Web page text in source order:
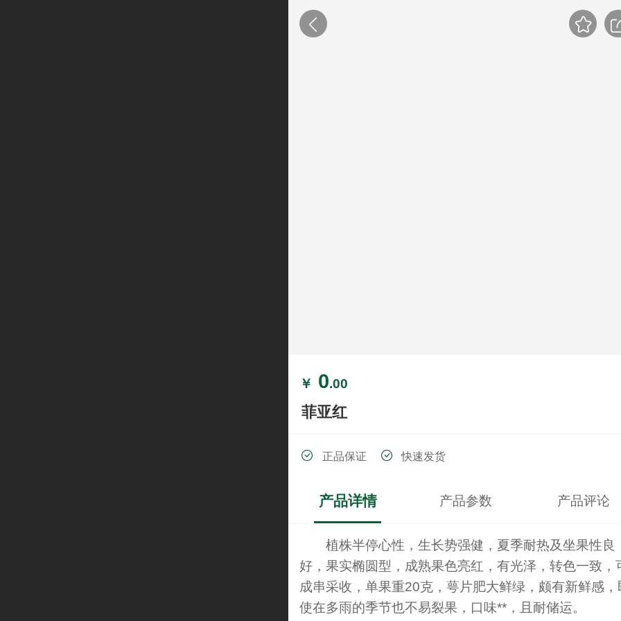
￥ 0.00
菲亚红
正品保证 快速发货
产品详情 产品参数 产品评论
植株半停心性，生长势强健，夏季耐热及坐果性良
好，果实椭圆型，成熟果色亮红，有光泽，转色一致，
成串采收，单果重20克，萼片肥大鲜绿，颇有新鲜感，
使在多雨的季节也不易裂果，口味**，且耐储运。